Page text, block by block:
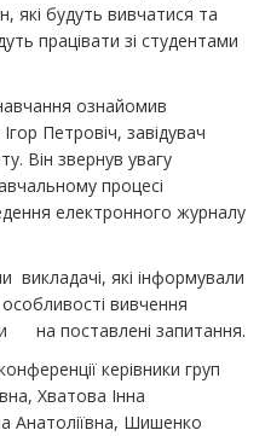
які будуть вивчатися та
працівати зі студентами
ознайомив
Петровіч, завідувач
Він звернув увагу
процесі
електронного журналу
викладачі, які інформували
вивчення
на поставлені запитання.
керівники груп
Хватова Інна
Анатоліївна, Шишенко